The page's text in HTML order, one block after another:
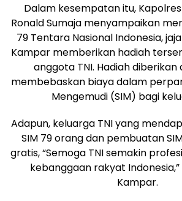
Dalam kesempatan itu,
Ronald Sumaja menyampaikan
79 Tentara Nasional Indonesia,
Kampar memberikan hadiah
anggota TNI. Hadiah
membebaskan biaya dalam
Mengemudi (SIM) bagi
Adapun, keluarga TNI yang
SIM 79 orang dan pembuatan
gratis, “Semoga TNI semakin
kebanggaan rakyat
Kampar.